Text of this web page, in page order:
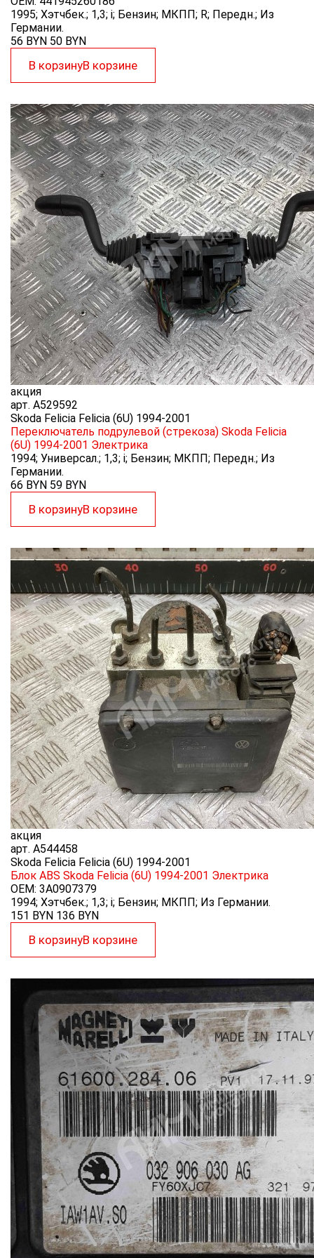
1995; Хэтчбек.; 1,3; i; Бензин; МКПП; R; Передн.; Из
Германии.
56 BYN 50 BYN
В корзинуВ корзине
акция
арт. A529592
Skoda Felicia Felicia (6U) 1994-2001
Переключатель подрулевой (стрекоза) Skoda Felicia
(6U) 1994-2001 Электрика
1994; Универсал.; 1,3; i; Бензин; МКПП; Передн.; Из
Германии.
66 BYN 59 BYN
В корзинуВ корзине
акция
арт. A544458
Skoda Felicia Felicia (6U) 1994-2001
Блок ABS Skoda Felicia (6U) 1994-2001 Электрика
OEM: 3A0907379
1994; Хэтчбек.; 1,3; i; Бензин; МКПП; Из Германии.
151 BYN 136 BYN
В корзинуВ корзине